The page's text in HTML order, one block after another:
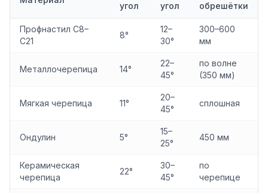
угол
угол
обрешётки
Профнастил С8–
С21
8°
12–
30°
300–600
мм
Металлочерепица 14°
22–
45°
по волне
(350 мм)
Мягкая черепица 11°
20–
45°
сплошная
Ондулин 5°
15–
25°
450 мм
Керамическая
черепица
22°
30–
45°
по
черепице